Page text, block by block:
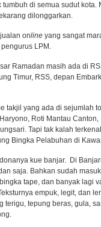
di semua sudut kota.
dilonggarkan.
online yang sangat
LPM.
Ramadan masih ada di
Timur, RSS, depan
takjil yang ada di sejumlah
Roti Mantau
Tapi tak kalah
Bingka Pelabuhan di
kue banjar. Di
saja. Bahkan sudah
tape, dan banyak lagi
empuk, legit, dan
terigu, tepung beras, gula,